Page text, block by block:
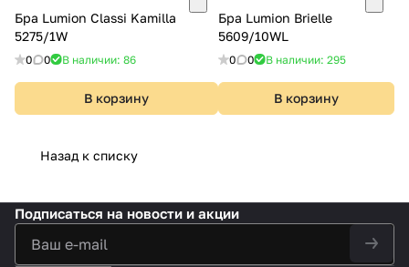
Бра Lumion Classi Kamilla
5275/1W
0 0 В наличии: 86
В корзину
Бра Lumion Brielle
5609/10WL
0 0 В наличии: 295
В корзину
Назад к списку
Подписаться на новости и акции